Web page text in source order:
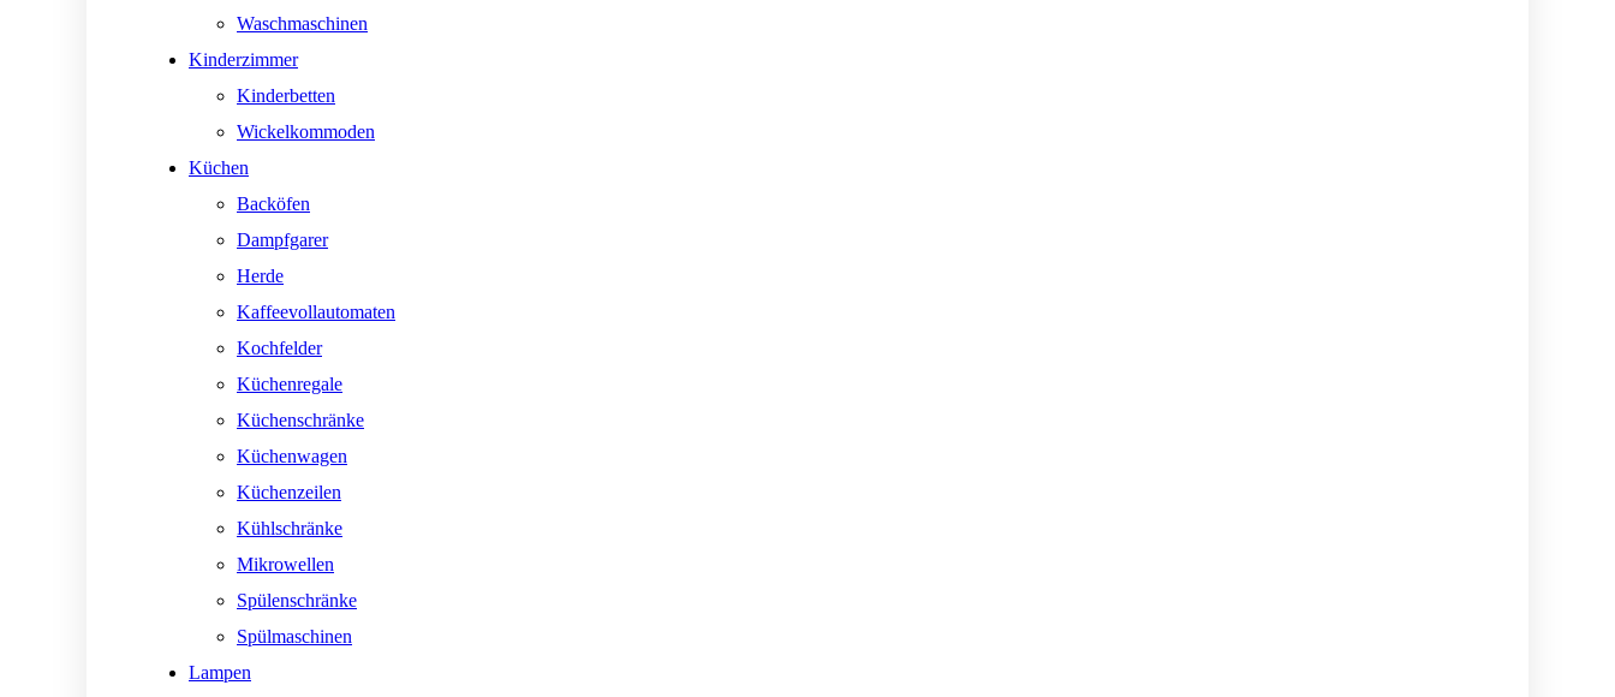
Waschmaschinen
Kinderzimmer
Kinderbetten
Wickelkommoden
Küchen
Backöfen
Dampfgarer
Herde
Kaffeevollautomaten
Kochfelder
Küchenregale
Küchenschränke
Küchenwagen
Küchenzeilen
Kühlschränke
Mikrowellen
Spülenschränke
Spülmaschinen
Lampen